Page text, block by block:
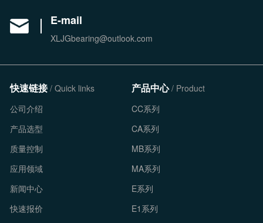
E-mail
XLJGbearing@outlook.com
快速链接/ Quick links
公司介绍
产品选型
质量控制
应用领域
新闻中心
快速报价
产品中心/ Product
CC系列
CA系列
MB系列
MA系列
E系列
E1系列